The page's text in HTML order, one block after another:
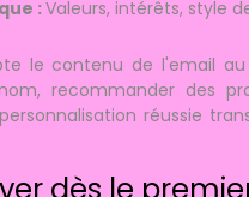
:Valeurs, intérêts, style
le contenu de l'email
recommander des
réussie
dès le